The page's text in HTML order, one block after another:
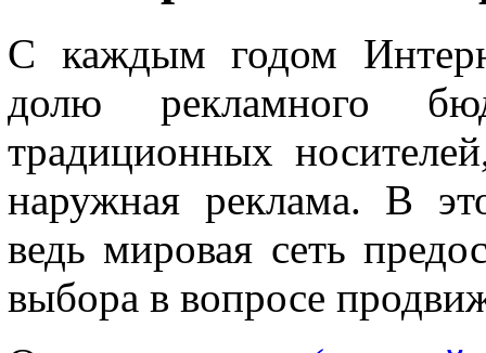
С каждым годом
долю рекламного
традиционных
наружная реклама. В
ведь мировая сеть
выбора в вопросе